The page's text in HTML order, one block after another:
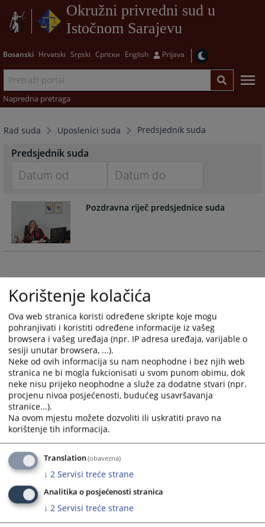
Okružni privredni sud u
Istočnom Sarajevu
Bosanski Hrvatski Srpski Српски English Prijava
Napredna pretraga
Rad suda Uposlenici suda Predsjednik suda
Predsjednik suda
forward
interact
with
select
a
date.
Press
the
question
mark
key
to
get
the
keyboard
shortcuts
for
dates.
forward
and
select
a
date.
Press
the
question
mark
key
get
the
keyboard
shortcuts
for
dates.
Pozdravna riječ predsjednice suda
Korištenje kolačića
Ova web stranica koristi određene skripte koje mogu
pohranjivati i koristiti određene informacije iz vašeg
browsera i vašeg uređaja (npr. IP adresa uređaja, varijable o
sesiji unutar browsera, ...).
Neke od ovih informacija su nam neophodne i bez njih web
stranica ne bi mogla fukcionisati u svom punom obimu, dok
neke nisu prijeko neophodne a služe za dodatne stvari (npr.
procjenu nivoa posjećenosti, budućeg usavršavanja
stranice...).
Na ovom mjestu možete dozvoliti ili uskratiti pravo na
korištenje tih informacija.
Translation(obavezna)
↓ 2 Servisi treće strane
Analitika o posjećenosti stranica
↓ 2 Servisi treće strane